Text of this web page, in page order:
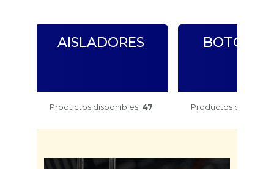
AISLADORES
Productos disponibles: 47 Productos